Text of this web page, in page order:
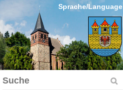
Sprache/Language